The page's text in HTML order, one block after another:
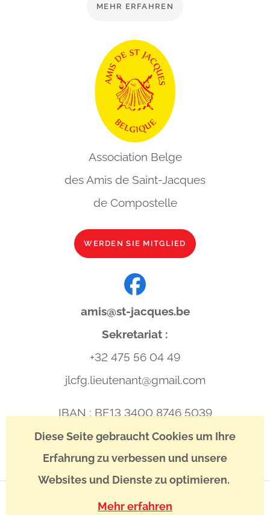
amis@st-jacques.be
Sekretariat :
+32 475 56 04 49
jlcfg.lieutenant@gmail.com
IBAN : BE13 3400 8746 5039
BIC : BBRUBEBB
Association Belge
des Amis de Saint-Jacques
de Compostelle
WERDEN SIE MITGLIED
MEHR ERFAHREN
Diese Seite gebraucht Cookies um Ihre
Erfahrung zu verbessen und unsere
Websites und Dienste zu optimieren.
Mehr erfahren